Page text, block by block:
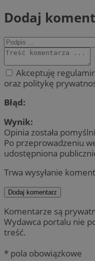
Dodaj
Akceptuję
oraz politykę
Błąd:
Wynik:
Opinia została
Po przeprowadzeniu
udostępniona
Trwa wysyłanie
Dodaj komentarz
Komentarze są
Wydawca portalu nie
treść.
* pola obowiązkowe